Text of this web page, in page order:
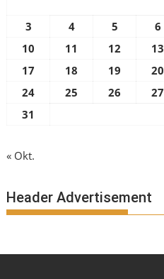
3
4 5 6
10
11 12 13
17
18 19 20
24
25 26 27
31
« Okt.
Header Advertisement